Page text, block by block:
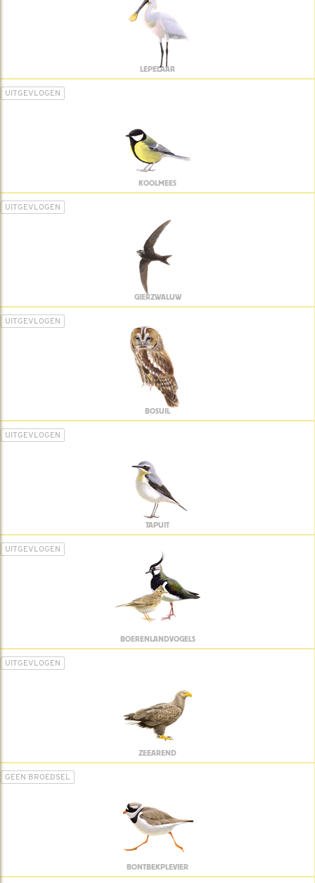
LEPELAAR
UITGEVLOGEN
KOOLMEES
UITGEVLOGEN
GIERZWALUW
UITGEVLOGEN
BOSUIL
UITGEVLOGEN
TAPUIT
UITGEVLOGEN
BOERENLANDVOGELS
UITGEVLOGEN
ZEEAREND
GEEN BROEDSEL
BONTBEKPLEVIER